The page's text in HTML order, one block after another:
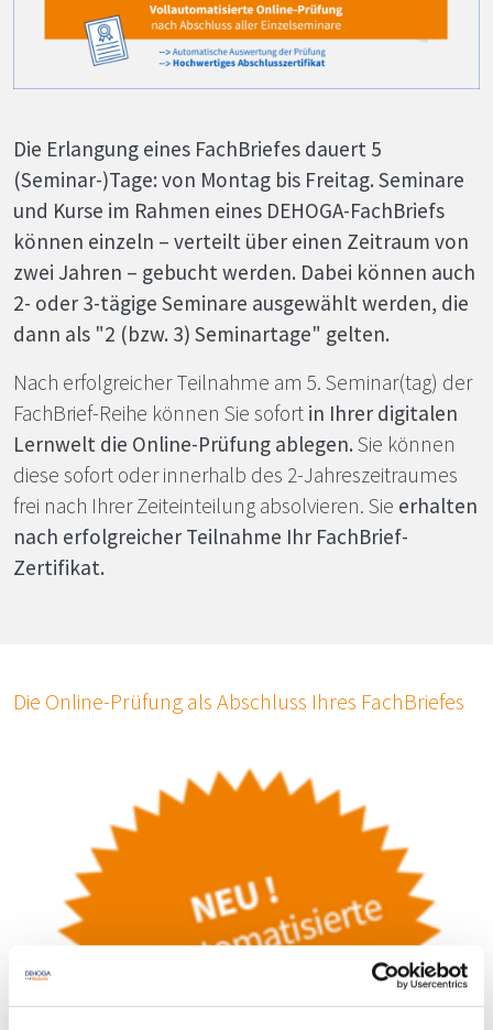
Die Erlangung eines FachBriefes dauert 5
(Seminar-)Tage: von Montag bis Freitag. Seminare
und Kurse im Rahmen eines DEHOGA-FachBriefs
können einzeln – verteilt über einen Zeitraum von
zwei Jahren – gebucht werden. Dabei können auch
2- oder 3-tägige Seminare ausgewählt werden, die
dann als "2 (bzw. 3) Seminartage" gelten.
Nach erfolgreicher Teilnahme am 5. Seminar(tag) der
FachBrief-Reihe können Sie sofort in Ihrer digitalen
Lernwelt die Online-Prüfung ablegen. Sie können
diese sofort oder innerhalb des 2-Jahreszeitraumes
frei nach Ihrer Zeiteinteilung absolvieren. Sie erhalten
nach erfolgreicher Teilnahme Ihr FachBrief-
Zertifikat.
Die On­line-Prü­fung als Ab­schluss Ih­res Fach­Brie­fes